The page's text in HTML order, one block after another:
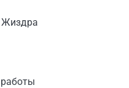
Жиздра